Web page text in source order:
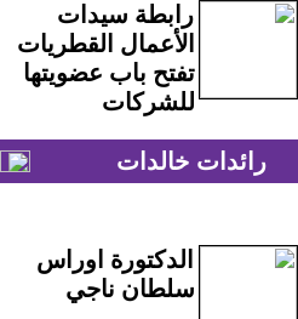
رابطة سيدات
الأعمال القطريات
تفتح باب عضويتها
للشركات
رائدات خالدات
الدكتورة اوراس
سلطان ناجي